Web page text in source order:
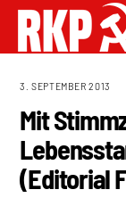
3. SEPTEMBER 2013
Mit
(Editorial